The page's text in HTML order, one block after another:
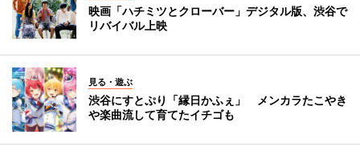
映画「ハチミツとクローバー」デジタル版、渋谷で
リバイバル上映
見る・遊ぶ
渋谷にすとぷり「縁日かふぇ」 メンカラたこやき
や楽曲流して育てたイチゴも